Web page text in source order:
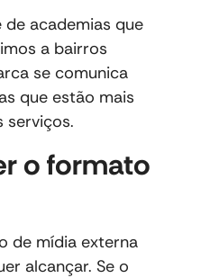
de academias que
a bairros
se comunica
que estão mais
serviços.
o formato
de mídia externa
alcançar. Se o